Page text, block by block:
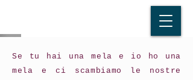
Se tu hai una mela e io ho una
mela e ci scambiamo le nostre